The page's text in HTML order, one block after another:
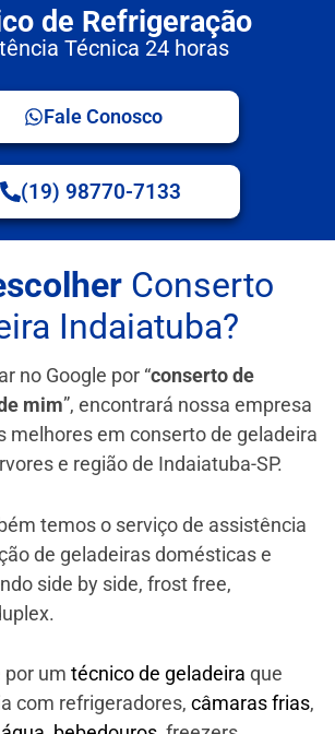
de Refrigeração
Técnica 24 horas
Fale Conosco
(19) 98770-7133
Conserto
Indaiatuba?
no Google por “conserto de
mim”, encontrará nossa empresa
melhores em conserto de geladeira
e região de Indaiatuba-SP.
temos o serviço de assistência
de geladeiras domésticas e
side by side, frost free,
por um técnico de geladeira que
com refrigeradores, câmaras frias,